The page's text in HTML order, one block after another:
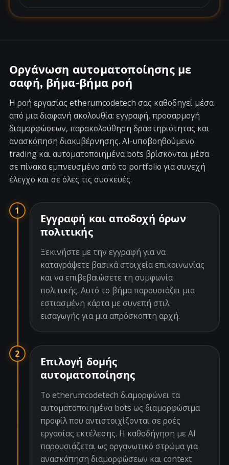
Οργάνωση αυτοματοποίησης με
σαφή, βήμα-βήμα ροή
Η ροή εργασίας etherumcodetech σας καθοδηγεί μέσα
από μια διαφανή ακολουθία: εγγραφή, προσαρμογή
διαμορφώσεων, παρακολούθηση δραστηριότητας και
ανασκόπηση διακυβέρνησης. AI-υποβοηθούμενο
trading και αυτοματοποιημένα bots βρίσκονται μέσα
σε πίνακα εμπνευσμένο από το portfolio για συνεχή
έλεγχο και σε όλες τις συσκευές.
1
Εγγραφή και αποδοχή όρων
πολιτικής
Ξεκινήστε με την εγγραφή για να
καταγράψετε βασικά στοιχεία επικοινωνίας
και να επιβεβαιώσετε τη συμφωνία
πολιτικής. Αυτό το βήμα παρουσιάζει μια
εστιασμένη κάρτα με συνεπή στιλ
εισαγωγής για μια απρόσκοπτη αρχή.
2
Επιλογή δομής
αυτοματοποίησης
Το etherumcodetech διαμορφώνει τα
αυτοματοποιημένα bots ως διαμορφώσιμα
προφίλ που αντιστοιχίζονται σε ροές
εργασίας εκτέλεσης. Η καθοδήγηση με AI
παρουσιάζεται ως οργανωτικό στρώμα για
ανασκόπηση διαμορφώσεων και context